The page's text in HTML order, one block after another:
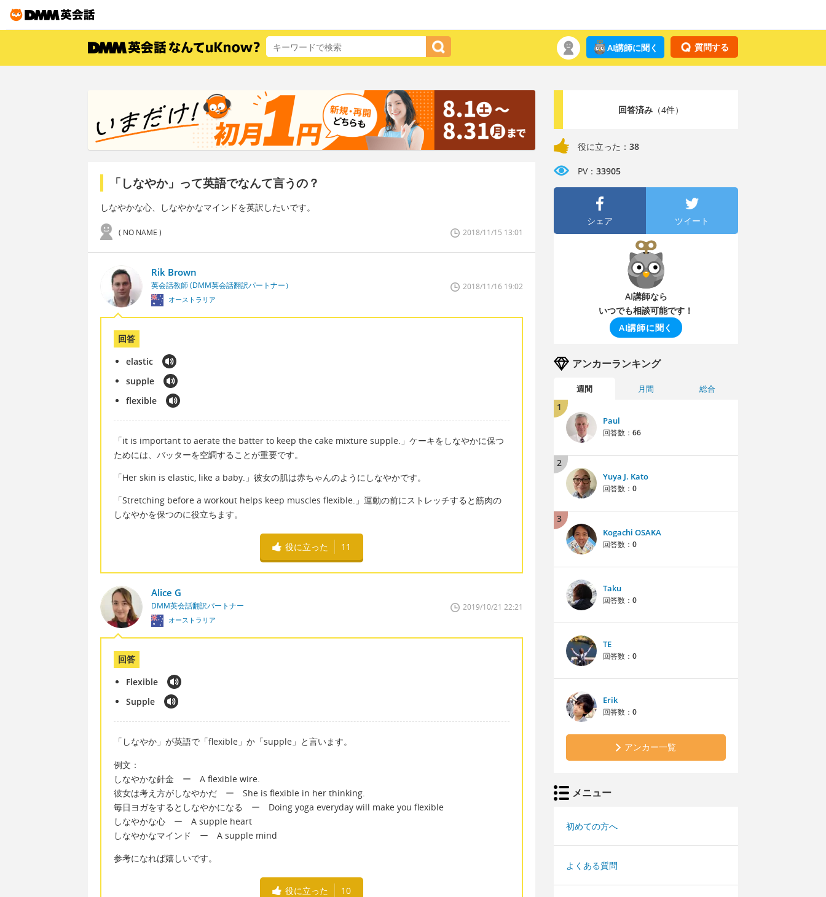
質問する
AI講師に聞く
「しなやか」って英語でなんて言うの？
しなやかな心、しなやかなマインドを英訳したいです。
( NO NAME ) 2018/11/15 13:01
Rik Brown
英会話教師 (DMM英会話翻訳パートナー）
オーストラリア
2018/11/16 19:02
回答
elastic
supple
flexible
「it is important to aerate the batter to keep the cake mixture supple.」ケーキをしなやかに保つ
ためには、バッターを空調することが重要です。
「Her skin is elastic, like a baby.」彼女の肌は赤ちゃんのようにしなやかです。
「Stretching before a workout helps keep muscles flexible.」運動の前にストレッチすると筋肉の
しなやかを保つのに役立ちます。
役に立った 11
Alice G
DMM英会話翻訳パートナー
オーストラリア
2019/10/21 22:21
回答
Flexible
Supple
「しなやか」が英語で「flexible」か「supple」と言います。
例文：
しなやかな針金 ー A flexible wire.
彼女は考え方がしなやかだ ー She is flexible in her thinking.
毎日ヨガをするとしなやかになる ー Doing yoga everyday will make you flexible
しなやかな心 ー A supple heart
しなやかなマインド ー A supple mind
参考になれば嬉しいです。
役に立った 10
回答済み（4件）
役に立った： 38
PV： 33905
シェア ツイート
AI講師なら
いつでも相談可能です！
AI講師に聞く
アンカーランキング
週間 月間 総合
1
Paul
回答数： 66
2
Yuya J. Kato
回答数： 0
3
Kogachi OSAKA
回答数： 0
Taku
回答数： 0
TE
回答数： 0
Erik
回答数： 0
アンカー一覧
メニュー
初めての方へ
よくある質問